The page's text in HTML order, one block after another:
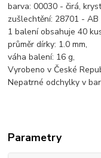
barva: 00030 - čirá,
zušlechtění: 28701 - AB
1 balení obsahuje 40
průměr dírky: 1.0 mm,
váha balení: 16 g,
Vyrobeno v České
Nepatrné odchylky v
Parametry